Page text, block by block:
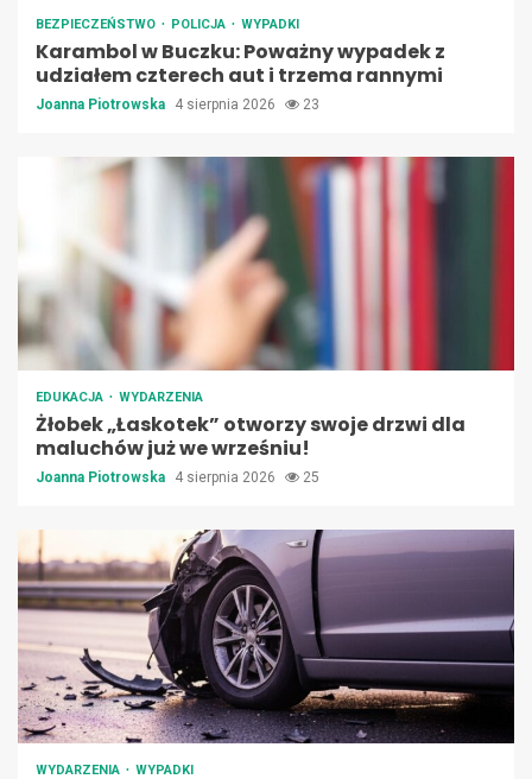
BEZPIECZEŃSTWO POLICJA WYPADKI
Karambol w Buczku: Poważny wypadek z
udziałem czterech aut i trzema rannymi
Joanna Piotrowska 4 sierpnia 2026 23
EDUKACJA WYDARZENIA
Żłobek „Łaskotek” otworzy swoje drzwi dla
maluchów już we wrześniu!
Joanna Piotrowska 4 sierpnia 2026 25
WYDARZENIA WYPADKI